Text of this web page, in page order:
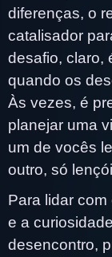
diferenças, o
catalisador
desafio, claro,
quando os
Às vezes, é
planejar uma
um de vocês
outro, só
Para lidar
e a
desencontro,